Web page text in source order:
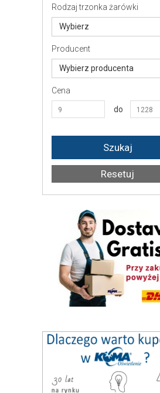
Rodzaj trzonka żarówki
Wybierz
Producent
Wybierz producenta
Cena
do